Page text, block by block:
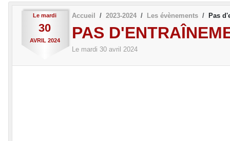
Le mardi
30
AVRIL 2024
Accueil 2023-2024 Les évènements Pas
PAS
Le mardi 30 avril 2024